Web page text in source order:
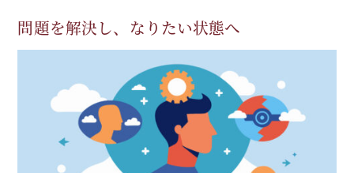
問題を解決し、なりたい状態へ